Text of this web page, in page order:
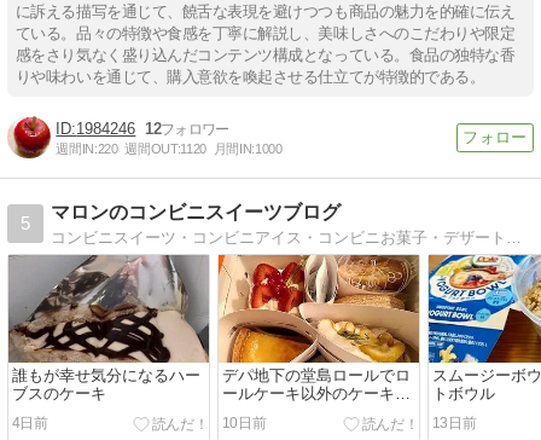
に訴える描写を通じて、饒舌な表現を避けつつも商品の魅力を的確に伝え
ている。品々の特徴や食感を丁寧に解説し、美味しさへのこだわりや限定
感をさり気なく盛り込んだコンテンツ構成となっている。食品の独特な香
りや味わいを通じて、購入意欲を喚起させる仕立てが特徴的である。
1984246 12
週間IN:220 週間OUT:1120 月間IN:1000
5
マロンのコンビニスイーツブログ
コンビニスイーツ・コンビニアイス・コンビニお菓子・デザートなど私が食べたコンビニスイーツを紹介しているブログです。
誰もが幸せ気分になるハー
ブスのケーキ
4日前
デパ地下の堂島ロールでロ
ールケーキ以外のケーキを
買ってみた
10日前
スムージーボ
トボウル
13日前